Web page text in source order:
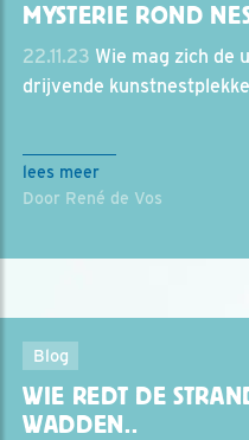
MYSTERIE ROND
22.11.23 Wie mag zich de
drijvende
lees meer
Door René de Vos
Blog
WIE REDT DE
WADDEN..